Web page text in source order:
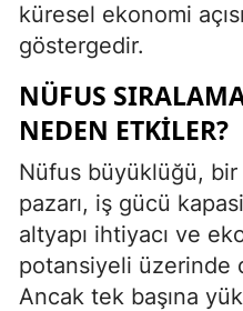
küresel ekonomi
göstergedir.
NÜFUS
NEDEN ETKILER?
Nüfus büyüklüğü,
pazarı, iş gücü
altyapı ihtiyacı ve
potansiyeli üzerinde
Ancak tek başına